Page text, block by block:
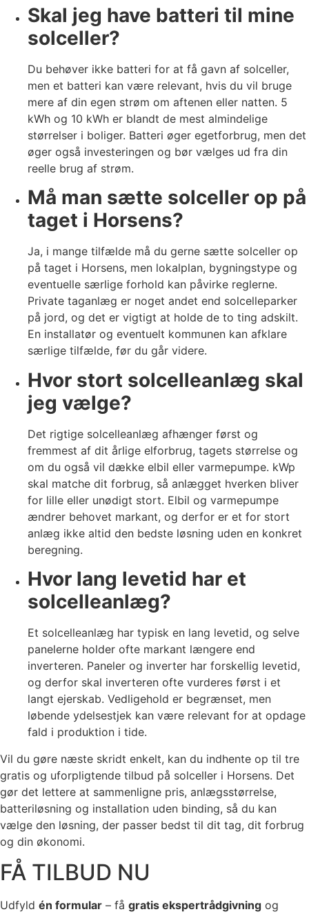
Skal jeg have batteri til mine
solceller?
Du behøver ikke batteri for at få gavn af solceller,
men et batteri kan være relevant, hvis du vil bruge
mere af din egen strøm om aftenen eller natten. 5
kWh og 10 kWh er blandt de mest almindelige
størrelser i boliger. Batteri øger egetforbrug, men det
øger også investeringen og bør vælges ud fra din
reelle brug af strøm.
Må man sætte solceller op på
taget i Horsens?
Ja, i mange tilfælde må du gerne sætte solceller op
på taget i Horsens, men lokalplan, bygningstype og
eventuelle særlige forhold kan påvirke reglerne.
Private taganlæg er noget andet end solcelleparker
på jord, og det er vigtigt at holde de to ting adskilt.
En installatør og eventuelt kommunen kan afklare
særlige tilfælde, før du går videre.
Hvor stort solcelleanlæg skal
jeg vælge?
Det rigtige solcelleanlæg afhænger først og
fremmest af dit årlige elforbrug, tagets størrelse og
om du også vil dække elbil eller varmepumpe. kWp
skal matche dit forbrug, så anlægget hverken bliver
for lille eller unødigt stort. Elbil og varmepumpe
ændrer behovet markant, og derfor er et for stort
anlæg ikke altid den bedste løsning uden en konkret
beregning.
Hvor lang levetid har et
solcelleanlæg?
Et solcelleanlæg har typisk en lang levetid, og selve
panelerne holder ofte markant længere end
inverteren. Paneler og inverter har forskellig levetid,
og derfor skal inverteren ofte vurderes først i et
langt ejerskab. Vedligehold er begrænset, men
løbende ydelsestjek kan være relevant for at opdage
fald i produktion i tide.
Vil du gøre næste skridt enkelt, kan du indhente op til tre
gratis og uforpligtende tilbud på solceller i Horsens. Det
gør det lettere at sammenligne pris, anlægsstørrelse,
batteriløsning og installation uden binding, så du kan
vælge den løsning, der passer bedst til dit tag, dit forbrug
og din økonomi.
FÅ TILBUD NU
Udfyld én formular – få gratis ekspertrådgivning og